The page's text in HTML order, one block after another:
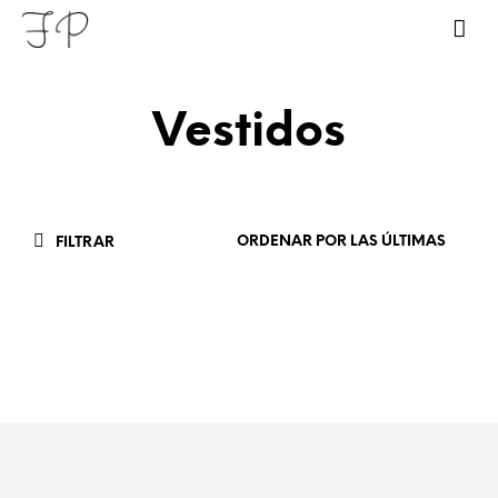
Vestidos
FILTRAR